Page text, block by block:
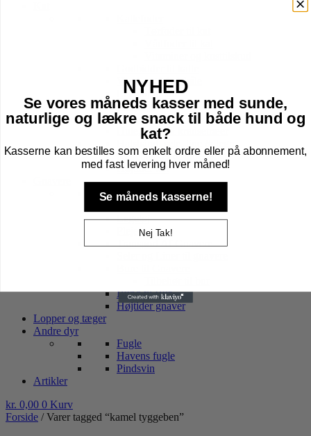
Vand- og Madskåle
Legetøj til kat
Pelspleje
Transport Tasker
Hule, kurv & kradsetræer
Kattebakker & tilbehør
Højtider kat
Foder til Gnavere
Legetøj
Transport Af Gnavere
Bund til Bur
Højtider gnaver
Lopper og tæger
Andre dyr
Fugle
Havens fugle
Pindsvin
Artikler
kr. 0,00 0 Kurv
Forside / Varer tagged “kamel tyggeben”
NYHED
Se vores måneds kasser med sunde,
naturlige og lækre snack til både hund og
kat?
Kasserne kan bestilles som enkelt ordre eller på abonnement,
med fast levering hver måned!
Se måneds kasserne!
Nej Tak!